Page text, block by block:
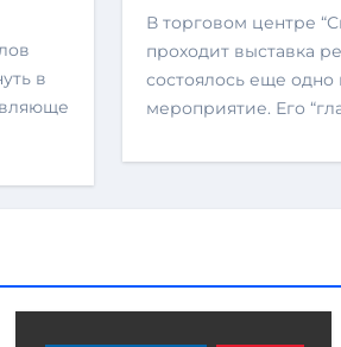
в
В торговом центре “Скала”, где сейчас
проходит выставка
состоялось еще одно
мероприятие. Его